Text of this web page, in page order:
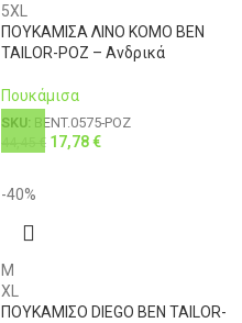
5XL
ΠΟΥΚΑΜΙΣΑ ΛΙΝΟ KOMO BEN
TAILOR-ΡΟΖ – Ανδρικά
Πουκάμισα
SKU: BENT.0575-ΡΟΖ
€ 17,78€
-40%
M
XL
ΠΟΥΚΑΜΙΣΟ DIEGO BEN TAILOR-